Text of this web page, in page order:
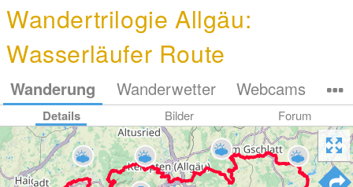
Wandertrilogie Allgäu:
Wasserläufer Route
Wanderung Wanderwetter Webcams
Details Bilder Forum